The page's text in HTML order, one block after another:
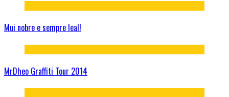
Mui nobre e sempre leal!
MrDheo Graffiti Tour 2014